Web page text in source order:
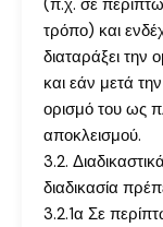
(π.χ. σε
τρόπο) και
διαταράξει
και εάν μετά
ορισμό του ως
αποκλεισμού.
3.2.
διαδικασία
3.2.1α Σε